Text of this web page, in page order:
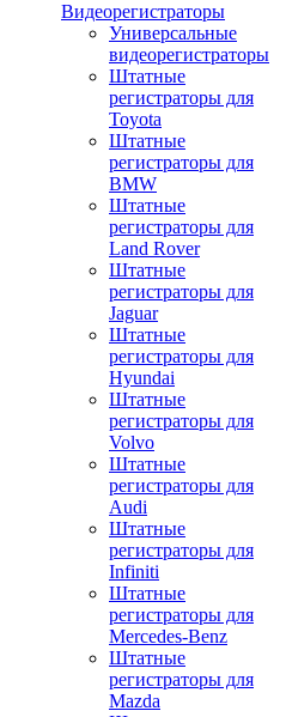
Видеорегистраторы
Универсальные
видеорегистраторы
Штатные
регистраторы для
Toyota
Штатные
регистраторы для
BMW
Штатные
регистраторы для
Land Rover
Штатные
регистраторы для
Jaguar
Штатные
регистраторы для
Hyundai
Штатные
регистраторы для
Volvo
Штатные
регистраторы для
Audi
Штатные
регистраторы для
Infiniti
Штатные
регистраторы для
Mercedes-Benz
Штатные
регистраторы для
Mazda